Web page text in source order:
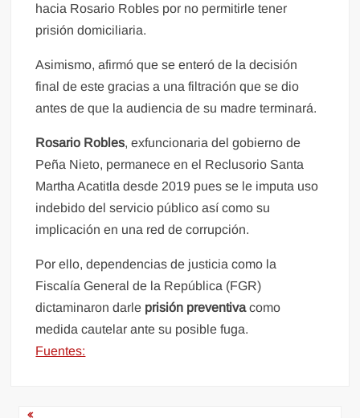
hacia Rosario Robles por no permitirle tener
prisión domiciliaria.
Asimismo, afirmó que se enteró de la decisión
final de este gracias a una filtración que se dio
antes de que la audiencia de su madre terminará.
Rosario Robles, exfuncionaria del gobierno de
Peña Nieto, permanece en el Reclusorio Santa
Martha Acatitla desde 2019 pues se le imputa uso
indebido del servicio público así como su
implicación en una red de corrupción.
Por ello, dependencias de justicia como la
Fiscalía General de la República (FGR)
dictaminaron darle prisión preventivacomo
medida cautelar ante su posible fuga.
Fuentes: